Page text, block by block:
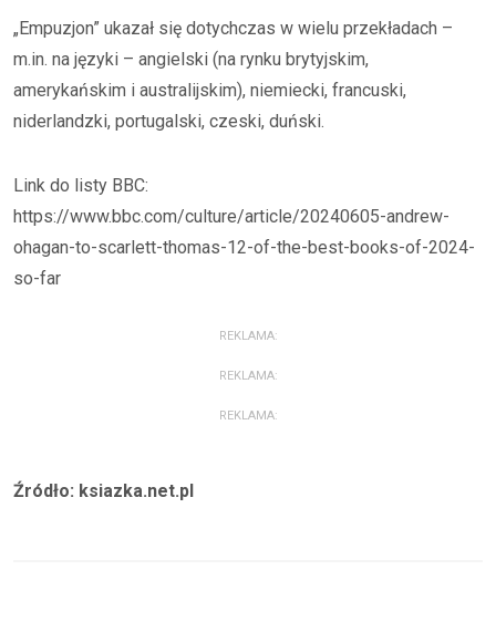
„Empuzjon” ukazał się dotychczas w wielu przekładach –
m.in. na języki – angielski (na rynku brytyjskim,
amerykańskim i australijskim), niemiecki, francuski,
niderlandzki, portugalski, czeski, duński.
Link do listy BBC:
https://www.bbc.com/culture/article/20240605-andrew-
ohagan-to-scarlett-thomas-12-of-the-best-books-of-2024-
so-far
REKLAMA:
REKLAMA:
REKLAMA:
Źródło: ksiazka.net.pl